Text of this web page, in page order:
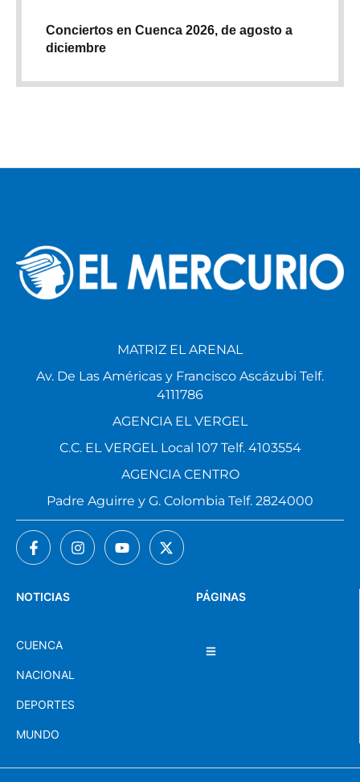
Conciertos en Cuenca 2026, de agosto a
diciembre
PÁGINAS
NOTICIAS
CUENCA
NACIONAL
DEPORTES
MUNDO
MATRIZ EL ARENAL
Av. De Las Américas y Francisco Ascázubi Telf.
4111786
AGENCIA EL VERGEL
C.C. EL VERGEL Local 107 Telf. 4103554
AGENCIA CENTRO
Padre Aguirre y G. Colombia Telf. 2824000